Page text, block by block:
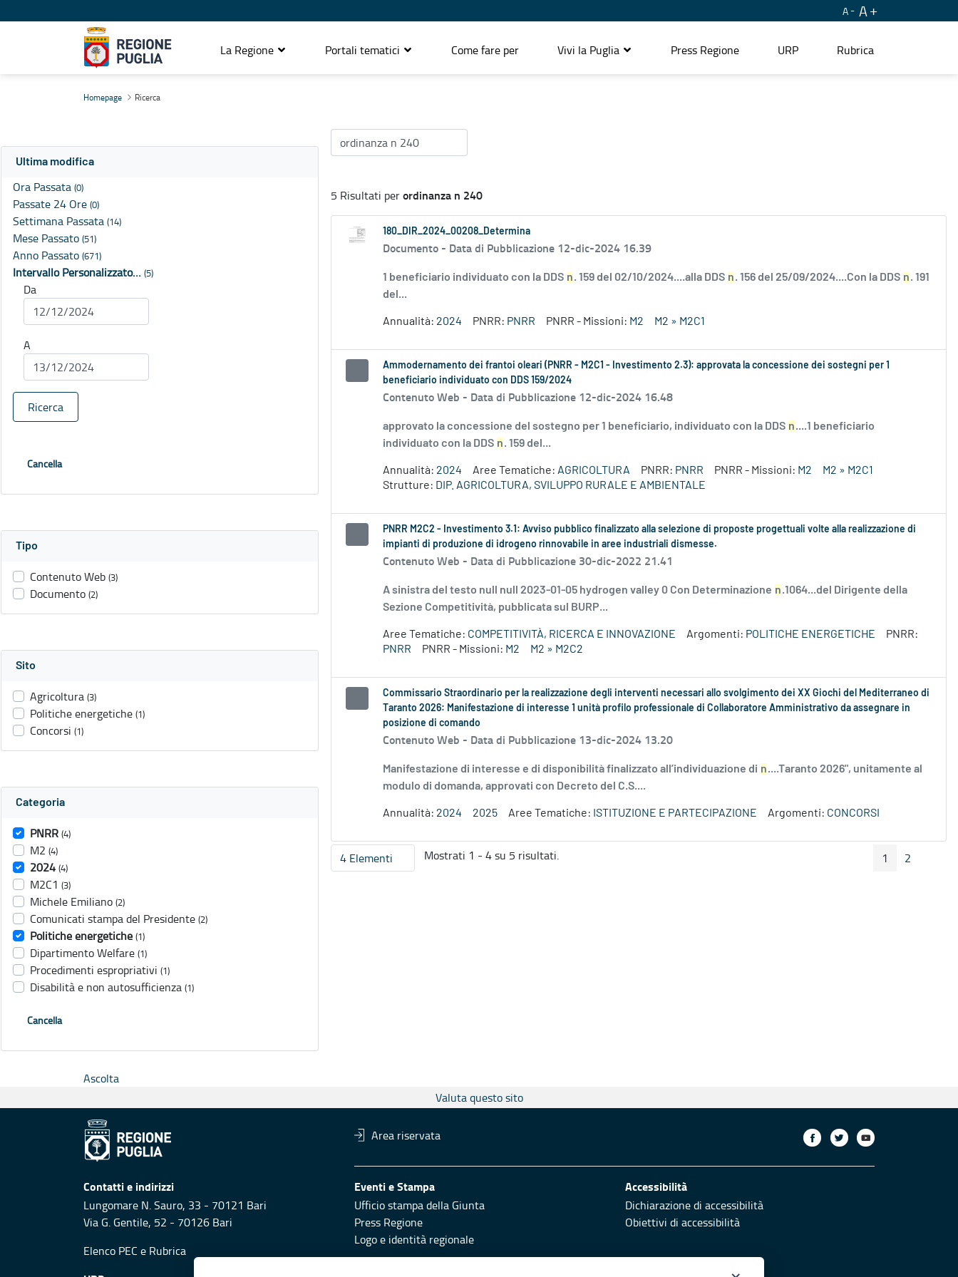
A A
La Regione Portali tematici Come fare per Vivi la Puglia Press Regione URP Rubrica
Homepage Ricerca
Ultima modifica
Ora Passata (0)
Passate 24 Ore (0)
Settimana Passata (14)
Mese Passato (51)
Anno Passato (671)
Intervallo Personalizzato… (5)
Da
A
Ricerca
Cancella
Tipo
Contenuto Web (3)
Documento (2)
Sito
Agricoltura (3)
Politiche energetiche (1)
Concorsi (1)
Categoria
PNRR (4)
M2 (4)
2024 (4)
M2C1 (3)
Michele Emiliano (2)
Comunicati stampa del Presidente (2)
Politiche energetiche (1)
Dipartimento Welfare (1)
Procedimenti espropriativi (1)
Disabilità e non autosufficienza (1)
Cancella
5 Risultati perordinanza n 240
180_DIR_2024_00208_Determina
Documento - Data di Pubblicazione 12-dic-2024 16.39
1 beneficiario individuato con la DDS n. 159 del 02/10/2024....alla DDS n. 156 del 25/09/2024....Con la DDS n. 191
del...
Annualità: 2024 PNRR: PNRR PNRR - Missioni: M2 M2 » M2C1
Ammodernamento dei frantoi oleari (PNRR - M2C1 - Investimento 2.3): approvata la concessione dei sostegni per 1
beneficiario individuato con DDS 159/2024
Contenuto Web - Data di Pubblicazione 12-dic-2024 16.48
approvato la concessione del sostegno per 1 beneficiario, individuato con la DDS n....1 beneficiario
individuato con la DDS n. 159 del...
Annualità: 2024 Aree Tematiche: AGRICOLTURA PNRR: PNRR PNRR - Missioni: M2
M2 » M2C1
Strutture: DIP. AGRICOLTURA, SVILUPPO RURALE E AMBIENTALE
PNRR M2C2 - Investimento 3.1: Avviso pubblico finalizzato alla selezione di proposte progettuali volte alla realizzazione di
impianti di produzione di idrogeno rinnovabile in aree industriali dismesse.
Contenuto Web - Data di Pubblicazione 30-dic-2022 21.41
A sinistra del testo null null 2023-01-05 hydrogen valley 0 Con Determinazione n.1064...del Dirigente della
Sezione Competitività, pubblicata sul BURP...
Aree Tematiche: COMPETITIVITÀ, RICERCA E INNOVAZIONE Argomenti: POLITICHE ENERGETICHE
PNRR:
PNRR
PNRR - Missioni: M2 M2 » M2C2
Commissario Straordinario per la realizzazione degli interventi necessari allo svolgimento dei XX Giochi del Mediterraneo di
Taranto 2026: Manifestazione di interesse 1 unità profilo professionale di Collaboratore Amministrativo da assegnare in
posizione di comando
Contenuto Web - Data di Pubblicazione 13-dic-2024 13.20
Manifestazione di interesse e di disponibilità finalizzato all’individuazione di n....Taranto 2026", unitamente al
modulo di domanda, approvati con Decreto del C.S....
Annualità: 2024 2025 Aree Tematiche: ISTITUZIONE E PARTECIPAZIONE Argomenti: CONCORSI
4 ElementiPer pagina
Mostrati 1 - 4 su 5 risultati. Pagina Precedente
Pagina
1 Pagina
2
Ascolta
Valuta questo sito
Area riservata
Contatti e indirizzi
Lungomare N. Sauro, 33 - 70121 Bari
Via G. Gentile, 52 - 70126 Bari
Elenco PEC e Rubrica
Eventi e Stampa
Ufficio stampa della Giunta
Press Regione
Logo e identità regionale
Accessibilità
Dichiarazione di accessibilità
Obiettivi di accessibilità